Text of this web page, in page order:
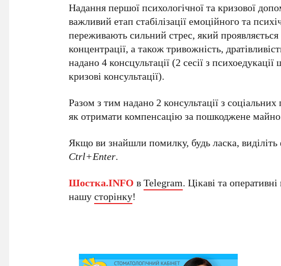
Надання першої психологічної та кризової
важливий етап стабілізації емоційного та
переживають сильний стрес, який
концентрації, а також тривожність,
надано 4 консцультації (2 сесії з
кризові консультації).
Разом з тим надано 2 консультації з
як отримати компенсацію за пошкоджене
Якщо ви знайшли помилку, будь ласка, виділіть
Ctrl+Enter.
Шостка.INFO вTelegram. Цікаві та
нашусторінку!